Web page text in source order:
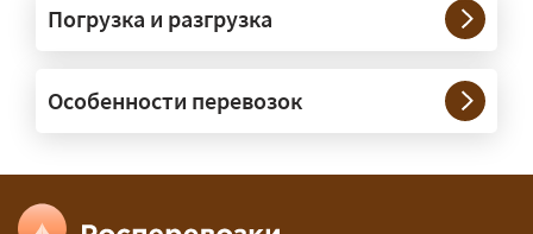
сопровождение?
организуем. Потребность в машинах
прикрытия зависит от габаритов
груза и маршрута; это определяется
Погрузка и разгрузка
Особенности перевозок